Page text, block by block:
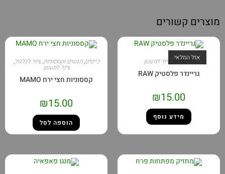
מוצרים קשורים
אזל המלאי
גריינדרים, ציוד למעשן
גריינדר פלסטיק RAW
₪15.00
מידע נוסף
כייסים,מגשים וקססוניות,ציוד לגלגול,
ציוד למעשן
קססוניות חצי ירח MAMO
₪15.00
הוספה לסל